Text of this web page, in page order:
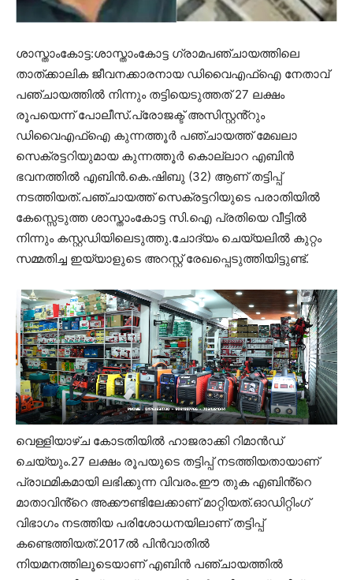
ശാസ്താംകോട്ട:ശാസ്താംകോട്ട ഗ്രാമപഞ്ചായത്തിലെ
താത്ക്കാലിക ജീവനക്കാരനായ ഡിവൈഎഫ്ഐ നേതാവ്
പഞ്ചായത്തിൽ നിന്നും തട്ടിയെടുത്തത് 27 ലക്ഷം
രൂപയെന്ന് പോലീസ്.പ്രോജക്ട് അസിസ്റ്റൻ്റും
ഡിവൈഎഫ്ഐ കുന്നത്തൂർ പഞ്ചായത്ത് മേഖലാ
സെക്രട്ടറിയുമായ കുന്നത്തൂർ കൊല്ലാറ എബിൻ
ഭവനത്തിൽ എബിൻ.കെ.ഷിബു (32) ആണ് തട്ടിപ്പ്
നടത്തിയത്.പഞ്ചായത്ത് സെക്രട്ടറിയുടെ പരാതിയിൽ
കേസ്സെടുത്ത ശാസ്താംകോട്ട സി.ഐ പ്രതിയെ വീട്ടിൽ
നിന്നും കസ്റ്റഡിയിലെടുത്തു.ചോദ്യം ചെയ്യലിൽ കുറ്റം
സമ്മതിച്ച ഇയ്യാളുടെ അറസ്റ്റ് രേഖപ്പെടുത്തിയിട്ടുണ്ട്.
വെള്ളിയാഴ്ച കോടതിയിൽ ഹാജരാക്കി റിമാൻഡ്
ചെയ്യും.27 ലക്ഷം രൂപയുടെ തട്ടിപ്പ് നടത്തിയതായാണ്
പ്രാഥമികമായി ലഭിക്കുന്ന വിവരം.ഈ തുക എബിൻ്റെ
മാതാവിൻ്റെ അക്കൗണ്ടിലേക്കാണ് മാറ്റിയത്.ഓഡിറ്റിംഗ്
വിഭാഗം നടത്തിയ പരിശോധനയിലാണ് തട്ടിപ്പ്
കണ്ടെത്തിയത്.2017ൽ പിൻവാതിൽ
നിയമനത്തിലൂടെയാണ് എബിൻ പഞ്ചായത്തിൽ